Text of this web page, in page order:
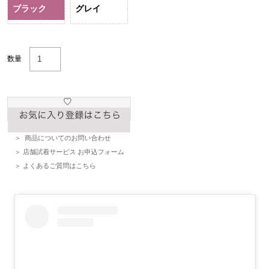
ブラック グレイ
数量
商品についてのお問い合わせ
店舗試着サービス お申込フォーム
よくあるご質問はこちら